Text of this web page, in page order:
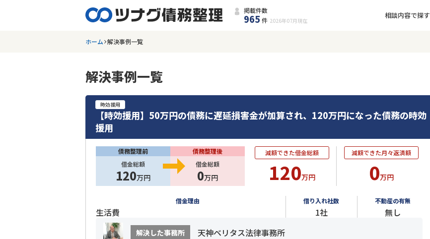
掲載件数
965 件 2026年07月 現在
相談内容で探す
ホーム 解決事例一覧
解決事例一覧
時効援用
【時効援用】50万円の債務に遅延損害金が加算され、120万円になった債務の時効
援用
債務整理前
借金総額
120万円
債務整理後
借金総額
0万円
減額できた借金総額
120万円
減額できた月々返済額
0万円
借金理由
生活費
借り入れ社数
1社
不動産の有無
無し
解決した事務所 天神ベリタス法律事務所